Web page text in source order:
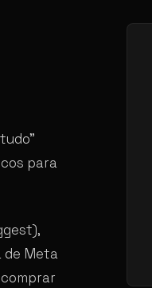
para
de Meta